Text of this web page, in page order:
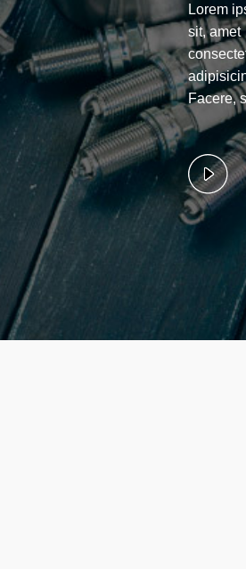
Lorem
sit, amet
Facere,